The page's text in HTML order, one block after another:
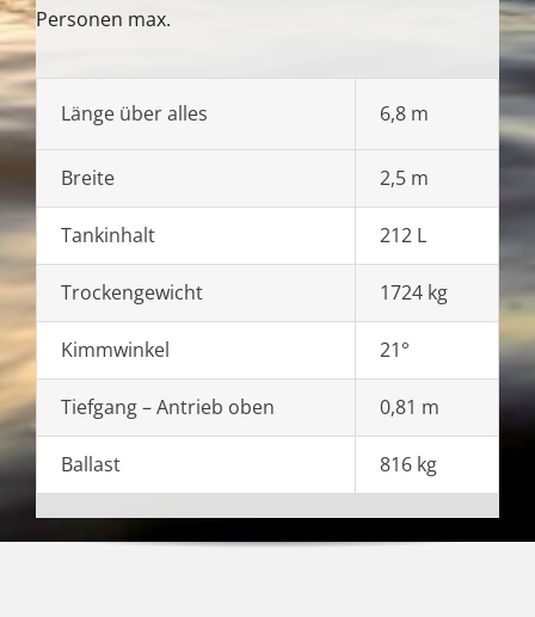
Personen max.
Länge über alles 6,8 m
Breite 2,5 m
Tankinhalt 212 L
Trockengewicht 1724 kg
Kimmwinkel 21°
Tiefgang – Antrieb oben 0,81 m
Ballast 816 kg